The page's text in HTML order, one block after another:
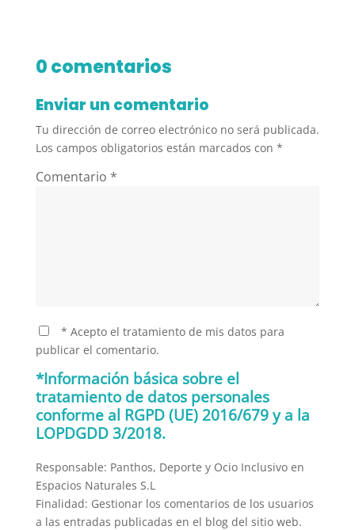
0 comentarios
Enviar un comentario
Tu dirección de correo electrónico no será publicada.
Los campos obligatorios están marcados con *
Comentario *
* Acepto el tratamiento de mis datos para
publicar el comentario.
*Información básica sobre el
tratamiento de datos personales
conforme al RGPD (UE) 2016/679 y a la
LOPDGDD 3/2018.
Responsable: Panthos, Deporte y Ocio Inclusivo en
Espacios Naturales S.L
Finalidad: Gestionar los comentarios de los usuarios
a las entradas publicadas en el blog del sitio web.